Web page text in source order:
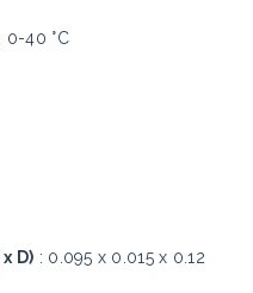
: 0-40 °C
D) : 0.095 x 0.015 x 0.12